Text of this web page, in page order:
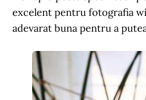
excelent pentru fotografia
adevarat buna pentru a